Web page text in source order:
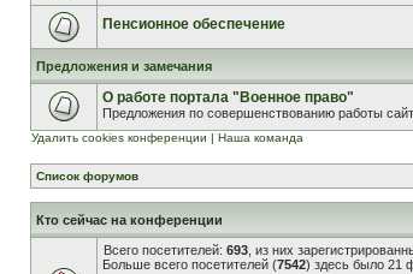
Пенсионное обеспечение
Предложения и замечания
О работе портала "Военное право"
Предложения по совершенствованию работы
Удалить cookies конференции | Наша команда
Список форумов
Кто сейчас на конференции
Всего посетителей: 693 , из них
Больше всего посетителей (7542) здесь было 21